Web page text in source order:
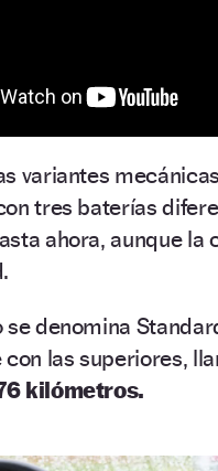
variantes
tres baterías
ahora, aunque la
se denomina
las superiores,
kilómetros.